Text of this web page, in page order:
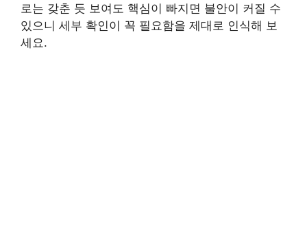
로는 갖춘 듯 보여도 핵심이 빠지면 불안이 커질 수
있으니 세부 확인이 꼭 필요함을 제대로 인식해 보
세요.